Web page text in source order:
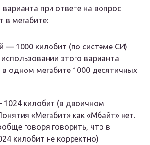
при ответе на вопрос
в мегабите:
— 1000 килобит (по системе СИ)
этого варианта
в одном мегабите 1000 десятичных
килобит (в двоичном
«Мегабит» как «Мбайт» нет.
говоря говорить, что в
килобит не корректно)